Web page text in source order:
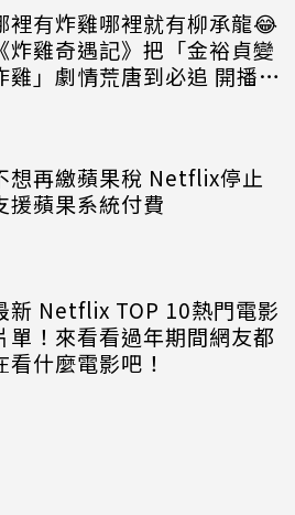
裡有炸雞哪裡就有柳承龍😂
《炸雞奇遇記》把「金裕貞變
雞」劇情荒唐到必追 開播日
想再繳蘋果稅 Netflix停止
援蘋果系統付費
新 Netflix TOP 10熱門電影
單！來看看過年期間網友都
看什麼電影吧！